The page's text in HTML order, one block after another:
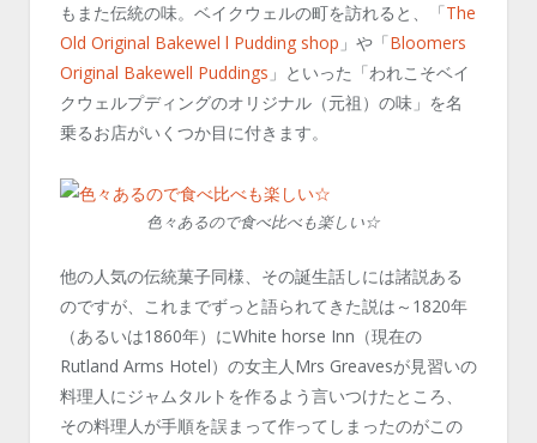
もまた伝統の味。ベイクウェルの町を訪れると、「The
Old Original Bakewel l Pudding shop 」や「Bloomers
Original Bakewell Puddings 」といった「われこそベイ
クウェルプディングのオリジナル（元祖）の味」を名
乗るお店がいくつか目に付きます。
色々あるので食べ比べも楽しい☆
他の人気の伝統菓子同様、その誕生話しには諸説ある
のですが、これまでずっと語られてきた説は～1820年
（あるいは1860年）にWhite horse Inn（現在の
Rutland Arms Hotel）の女主人Mrs Greavesが見習いの
料理人にジャムタルトを作るよう言いつけたところ、
その料理人が手順を誤まって作ってしまったのがこの